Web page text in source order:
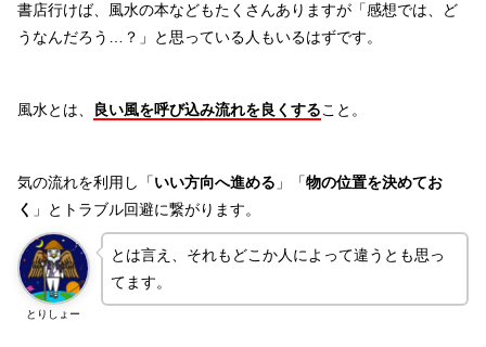
書店行けば、風水の本などもたくさんありますが「感想では、ど
うなんだろう…？」と思っている人もいるはずです。
風水とは、 良い風を呼び込み流れを良くすること。
気の流れを利用し「いい方向へ進める 」「物の位置を決めてお
く 」とトラブル回避に繋がります。
とりしょー
とは言え、それもどこか人によって違うとも思っ
てます。